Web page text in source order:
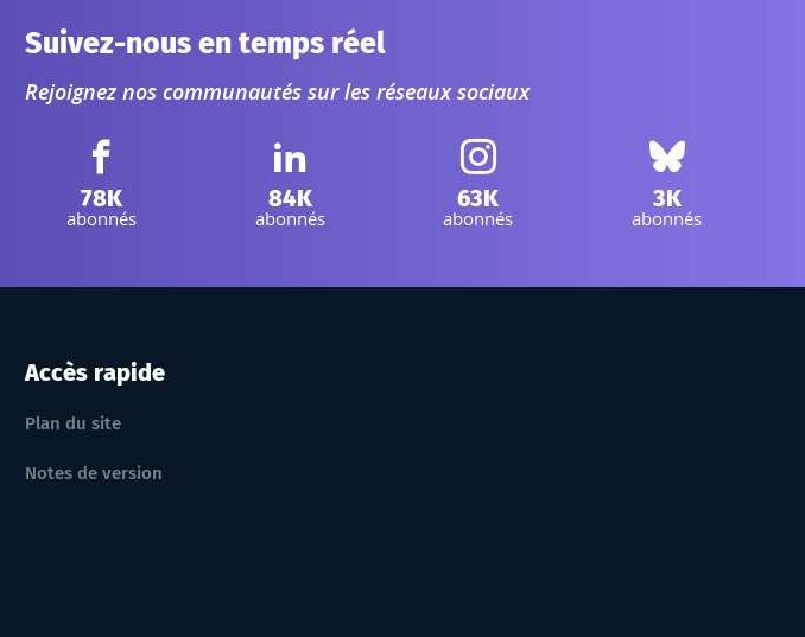
Suivez-nous en temps réel
Rejoignez nos communautés sur les réseaux sociaux
Facebook IGN :
78K
abonnés
LinkedIn IGN :
84K
abonnés
Instagram IGN :
63K
abonnés
Bluesky IGN :
3K
abonnés
Accès rapide
Plan du site
Notes de version